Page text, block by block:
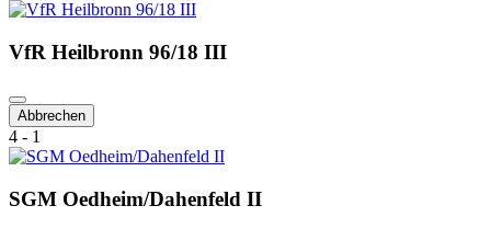
VfR Heilbronn 96/18 III
Abbrechen
4 - 1
SGM Oedheim/Dahenfeld II